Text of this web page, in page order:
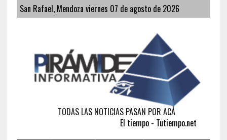
San Rafael, Mendoza viernes 07 de agosto de 2026
TODAS LAS NOTICIAS PASAN POR ACÁ
El tiempo - Tutiempo.net